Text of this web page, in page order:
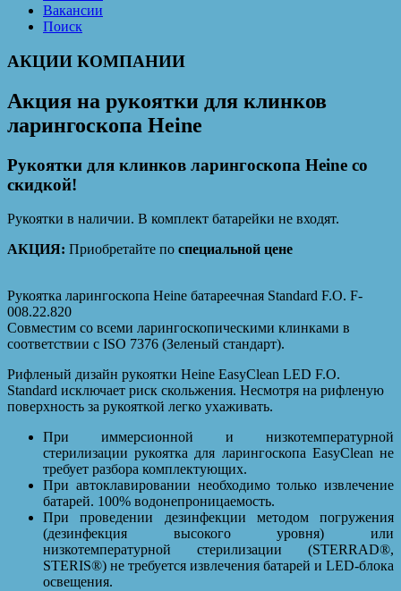
Вакансии
Поиск
АКЦИИ КОМПАНИИ
Акция на рукоятки для клинков
ларингоскопа Heine
Рукоятки для клинков ларингоскопа Heine со
скидкой!
Рукоятки в наличии. В комплект батарейки не входят.
АКЦИЯ: Приобретайте по специальной цене
Рукоятка ларингоскопа Heine батареечная Standard F.O. F-
008.22.820
Совместим со всеми ларингоскопическими клинками в
соответствии с ISO 7376 (Зеленый стандарт).
Рифленый дизайн рукоятки Heine EasyClean LED F.O.
Standard исключает риск скольжения. Несмотря на рифленую
поверхность за рукояткой легко ухаживать.
При иммерсионной и низкотемпературной
стерилизации рукоятка для ларингоскопа EasyClean не
требует разбора комплектующих.
При автоклавировании необходимо только извлечение
батарей. 100% водонепроницаемость.
При проведении дезинфекции методом погружения
(дезинфекция высокого уровня) или
низкотемпературной стерилизации (STERRAD®,
STERIS®) не требуется извлечения батарей и LED-блока
освещения.